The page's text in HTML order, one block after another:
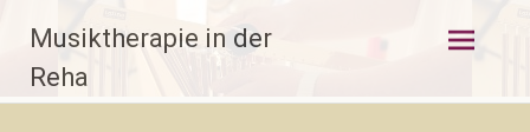
Inhalt
springen
Musiktherapie in der
Reha